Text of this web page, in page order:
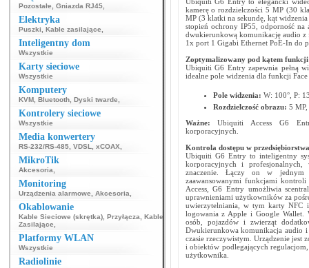
Pozostałe Gniazda RJ45
Elektryka
Puszki Kable zasilające
Inteligentny dom
Wszystkie
Karty sieciowe
Wszystkie
Komputery
KVM Bluetooth Dyski twarde
Kontrolery sieciowe
Wszystkie
Media konwertery
RS-232/RS-485 VDSL xCOAX
MikroTik
Akcesoria
Monitoring
Urządzenia alarmowe Akcesoria
Okablowanie
Kable Sieciowe (skrętka) Przyłącza
Kable
Zasilające
Platformy WLAN
Wszystkie
Radiolinie
kamerę o rozdzielczości 5 MP (30
MP (3 klatki na sekundę, kąt
stopień ochrony IP55, odporność
dwukierunkową komunikację audio z
1x port 1 Gigabi Ethernet PoE-In do
Zoptymalizowany pod kątem funkcji
Ubiquiti G6 Entry zapewnia pełną
idealne pole widzenia dla funkcji
Pole widzenia: W: 100°, P:
Rozdzielczość obrazu: 5
Ważne: Ubiquiti Access G6
korporacyjnych.
Kontrola dostępu w
Ubiquiti G6 Entry to inteligentny
korporacyjnych i profesjonalnych,
znaczenie. Łączy on w jednym
zaawansowanymi funkcjami
Access, G6 Entry umożliwia
uprawnieniami użytkowników za
uwierzytelniania, w tym karty NFC
logowania z Apple i Google Wallet.
osób, pojazdów i zwierząt
Dwukierunkowa komunikacja audio
czasie rzeczywistym. Urządzenie
i obiektów podlegających
użytkownika.